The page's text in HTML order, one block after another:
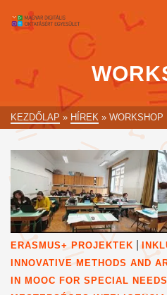
KEZDŐLAP » HÍREK » WORKSHOP
ERASMUS+ PROJEKTEK |
INNOVATIVE METHODS AND
IN MOOC FOR SPECIAL